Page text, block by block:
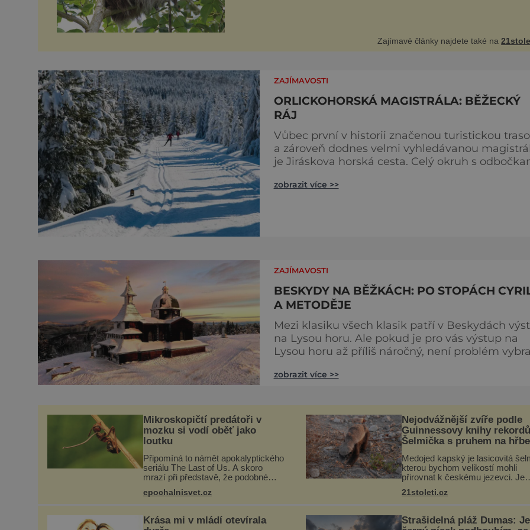
Zajímavé články najdete také na
ZAJÍMAVOSTI
ORLICKOHORSKÁ MAGISTRÁLA: BĚŽECKÝ
RÁJ
Vůbec první v historii značenou turistickou
a zároveň dodnes velmi vyhledávanou
je Jiráskova horská cesta. Celý okruh s odbočkami
náročnosti. Na kvalitní občerstvení narazíte
zobrazit více >>
ZAJÍMAVOSTI
BESKYDY NA BĚŽKÁCH: PO STOPÁCH
A METODĚJE
Mezi klasiku všech klasik patří v Beskydách
na Lysou horu. Ale pokud je pro vás výstup na
Lysou horu až příliš náročný, není problém
je v Beskydech vskutku požehnaně. Spousta jich
zde žili až do roku 1874. Na vrchol Pusteven se
dostanete tře
zobrazit více >>
Mikroskopičtí predátoři v
mozku si vodí oběť jako
loutku
Připomíná to námět apokalyptického
seriálu The Last of Us. A skoro
mrazí při představě, že podobné
tím rozdílem, že nejde pouze o
epochalnisvet.cz
Nejodvážnější zvíře podle
Guinnessovy knihy
Šelmička s pruhem na
Medojed kapský je lasicovitá
kterou bychom velikostí mohli
přirovnat k českému jezevci. Je
označována za nejodvážnější
21stoleti.cz
Krása mi v mládí otevírala
Strašidelná pláž Dumas: Je